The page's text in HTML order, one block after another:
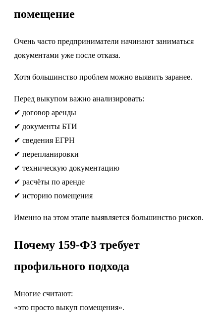
помещение
Очень часто предприниматели начинают заниматься
документами уже после отказа.
Хотя большинство проблем можно выявить заранее.
Перед выкупом важно анализировать:
✔ договор аренды
✔ документы БТИ
✔ сведения ЕГРН
✔ перепланировки
✔ техническую документацию
✔ расчёты по аренде
✔ историю помещения
Именно на этом этапе выявляется большинство рисков.
Почему 159-ФЗ требует
профильного подхода
Многие считают:
«это просто выкуп помещения».